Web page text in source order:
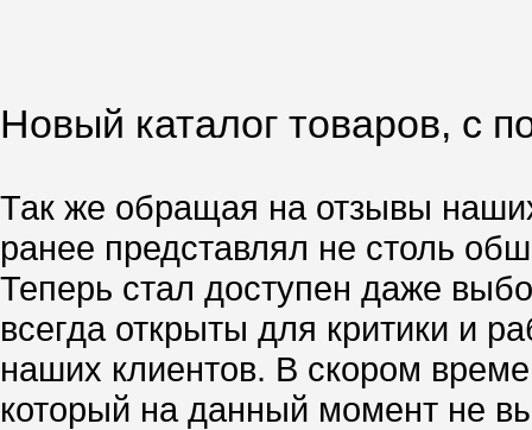
Новый каталог товаров, с
Так же обращая на отзывы
ранее представлял не столь
Теперь стал доступен даже
всегда открыты для критики и
наших клиентов. В скором
который на данный момент не